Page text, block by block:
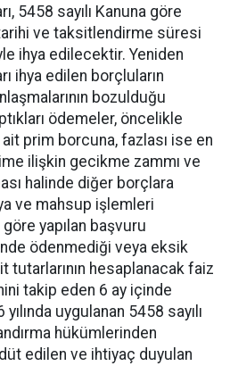
5458 sayılı Kanuna göre
ve taksitlendirme süresi
ihya edilecektir. Yeniden
ihya edilen borçluların
bozulduğu
ödemeler, öncelikle
ait prim borcuna, fazlası ise en
ilişkin gecikme zammı ve
halinde diğer borçlara
ve mahsup işlemleri
yapılan başvuru
ödenmediği veya eksik
tutarlarının hesaplanacak faiz
takip eden 6 ay içinde
uygulanan 5458 sayılı
hükümlerinden
edilen ve ihtiyaç duyulan